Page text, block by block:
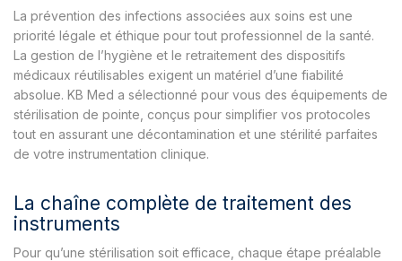
La prévention des infections associées aux soins est une
priorité légale et éthique pour tout professionnel de la santé.
La gestion de l’hygiène et le retraitement des dispositifs
médicaux réutilisables exigent un matériel d’une fiabilité
absolue. KB Med a sélectionné pour vous des équipements de
stérilisation de pointe, conçus pour simplifier vos protocoles
tout en assurant une décontamination et une stérilité parfaites
de votre instrumentation clinique.
La chaîne complète de traitement des
instruments
Pour qu’une stérilisation soit efficace, chaque étape préalable